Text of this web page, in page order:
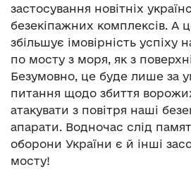
застосування новітніх
безекіпажних комплексів. А
збільшує імовірність успіху
по мосту з моря, як з
Безумовно, це буде лише за
питання щодо збиття
атакувати з повітря наші
апарати. Водночас слід
оборони України є й інші
мосту!